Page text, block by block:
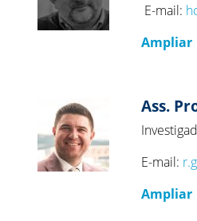
E-mail:
Ampliar
Ass.
E-mail:
Ampliar